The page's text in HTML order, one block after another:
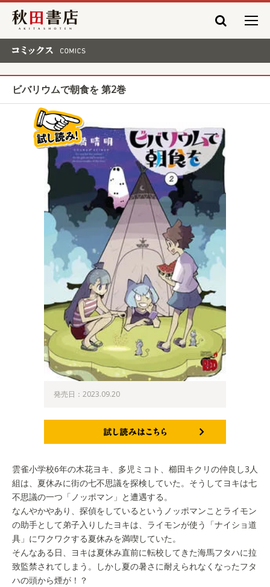
秋田書店
ビバリウムで朝食を 第2巻
発売日：2023.09.20
雲雀小学校6年の木花ヨキ、多児ミコト、櫛田キクリの仲良し3人
組は、夏休みに街の七不思議を探検していた。そうしてヨキは七
不思議の一つ「ノッポマン」と遭遇する。
なんやかやあり、探偵をしているというノッポマンことライモン
の助手として弟子入りしたヨキは、ライモンが使う「ナイショ道
具」にワクワクする夏休みを満喫していた。
そんなある日、ヨキは夏休み直前に転校してきた海馬フタハに拉
致監禁されてしまう。しかし夏の暑さに耐えられなくなったフタ
ハの頭から煙が！？